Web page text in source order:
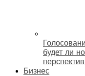
будет ли
Бизнес